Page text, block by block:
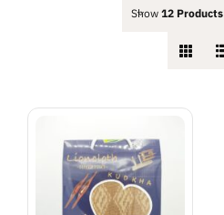
Show 12 Products